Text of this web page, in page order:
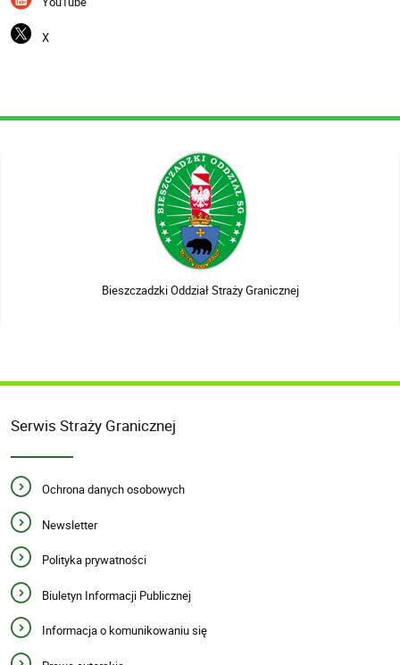
X
Bieszczadzki Oddział Straży Granicznej
Serwis Straży Granicznej
Ochrona danych osobowych
Newsletter
Polityka prywatności
Biuletyn Informacji Publicznej
Informacja o komunikowaniu się